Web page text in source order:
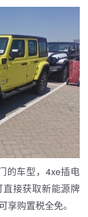
的车型，4xe插电
接获取新能源牌
享购置税全免。